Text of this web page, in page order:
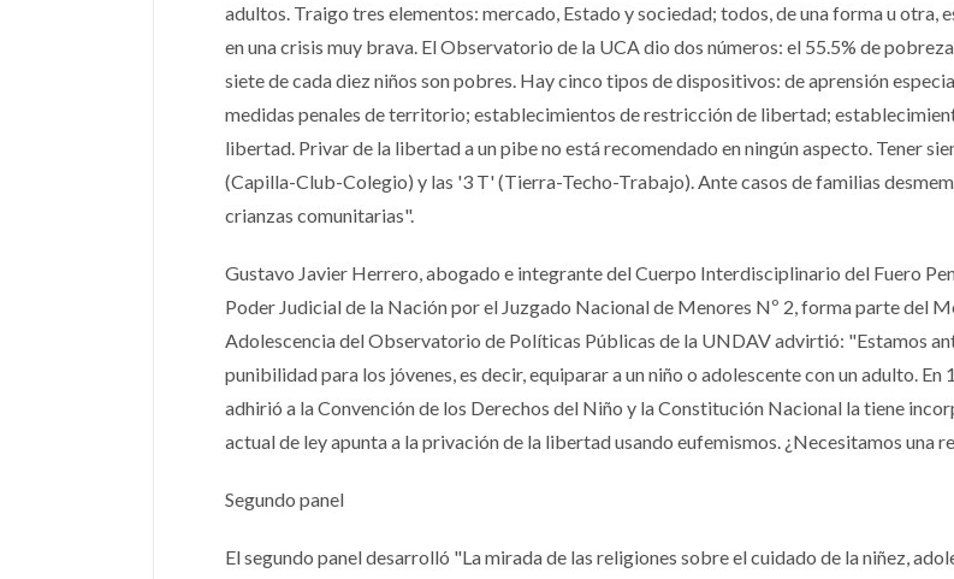
adultos. Traigo tres elementos: mercado, Estado y sociedad; todos, de una forma u otra,
en una crisis muy brava. El Observatorio de la UCA dio dos números: el 55.5% de
siete de cada diez niños son pobres. Hay cinco tipos de dispositivos: de aprensión
medidas penales de territorio; establecimientos de restricción de libertad;
libertad. Privar de la libertad a un pibe no está recomendado en ningún aspecto. Tener
(Capilla-Club-Colegio) y las '3 T' (Tierra-Techo-Trabajo). Ante casos de familias
crianzas comunitarias".
Gustavo Javier Herrero, abogado e integrante del Cuerpo Interdisciplinario del Fuero
Poder Judicial de la Nación por el Juzgado Nacional de Menores Nº 2, forma parte del
Adolescencia del Observatorio de Políticas Públicas de la UNDAV advirtió: "Estamos
punibilidad para los jóvenes, es decir, equiparar a un niño o adolescente con un adulto. En
adhirió a la Convención de los Derechos del Niño y la Constitución Nacional la tiene
actual de ley apunta a la privación de la libertad usando eufemismos. ¿Necesitamos una
Segundo panel
El segundo panel desarrolló "La mirada de las religiones sobre el cuidado de la niñez,